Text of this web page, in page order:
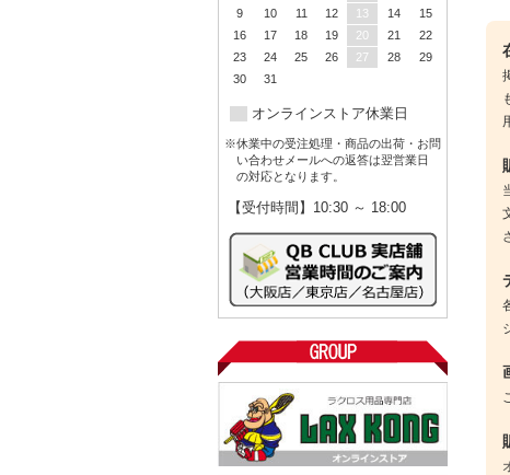
9
10 11 12 13 14
15
16
17 18 19 20 21
22
23
24 25 26 27 28
29
30
31
オンラインストア休業日
※休業中の受注処理・商品の出荷・お問
い合わせメールへの返答は翌営業日
の対応となります。
【受付時間】10:30 ～ 18:00